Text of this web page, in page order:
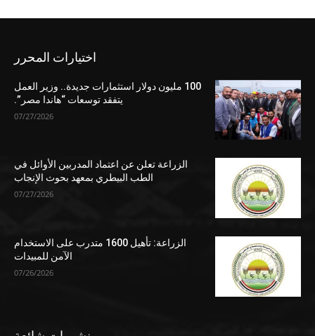
اختيارات المحرر
100 مليون دولار استثمارات جديدة.. وزير العمل
يتفقد توسعات “هاندا مصر”.
07/27/2026
الزراعة تعلن عن اعتماد المدربين الأوائل في
الطب البيطري بمعهد بحوث الإنجاب
07/27/2026
الزراعة: تأهيل 1600 متدرب على الاستخدام
الآمن للمبيدات
07/26/2026